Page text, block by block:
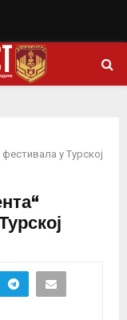
у Турској